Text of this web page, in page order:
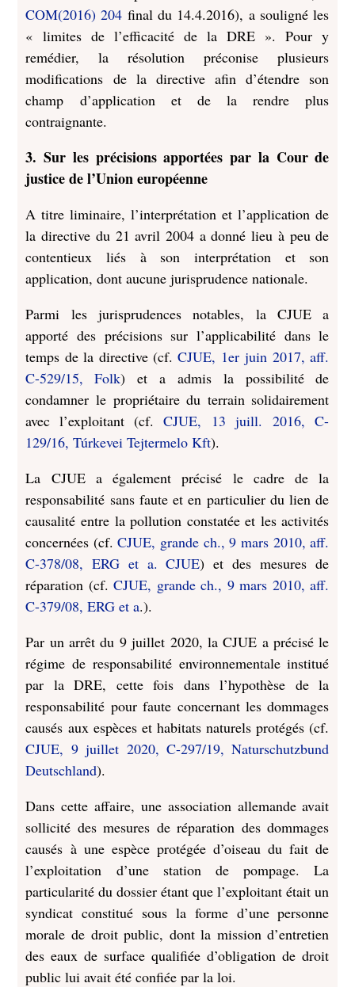
COM(2016) 204 final du 14.4.2016), a souligné les
« limites de l’efficacité de la DRE ». Pour y
remédier, la résolution préconise plusieurs
modifications de la directive afin d’étendre son
champ d’application et de la rendre plus
contraignante.
3. Sur les précisions apportées par la Cour de
justice de l’Union européenne
A titre liminaire, l’interprétation et l’application de
la directive du 21 avril 2004 a donné lieu à peu de
contentieux liés à son interprétation et son
application, dont aucune jurisprudence nationale.
Parmi les jurisprudences notables, la CJUE a
apporté des précisions sur l’applicabilité dans le
temps de la directive (cf.CJUE, 1er juin 2017, aff.
C-529/15, Folk) et a admis la possibilité de
condamner le propriétaire du terrain solidairement
avec l’exploitant (cf.CJUE, 13 juill. 2016, C-
129/16, Túrkevei Tejtermelo Kft).
La CJUE a également précisé le cadre de la
responsabilité sans faute et en particulier du lien de
causalité entre la pollution constatée et les activités
concernées (cf.CJUE, grande ch., 9 mars 2010, aff.
C-378/08, ERG et a. CJUE) et des mesures de
réparation (cf.CJUE, grande ch., 9 mars 2010, aff.
C-379/08, ERG et a.).
Par un arrêt du 9 juillet 2020, la CJUE a précisé le
régime de responsabilité environnementale institué
par la DRE, cette fois dans l’hypothèse de la
responsabilité pour faute concernant les dommages
causés aux espèces et habitats naturels protégés (cf.
CJUE, 9 juillet 2020, C-297/19, Naturschutzbund
Deutschland).
Dans cette affaire, une association allemande avait
sollicité des mesures de réparation des dommages
causés à une espèce protégée d’oiseau du fait de
l’exploitation d’une station de pompage. La
particularité du dossier étant que l’exploitant était un
syndicat constitué sous la forme d’une personne
morale de droit public, dont la mission d’entretien
des eaux de surface qualifiée d’obligation de droit
public lui avait été confiée par la loi.